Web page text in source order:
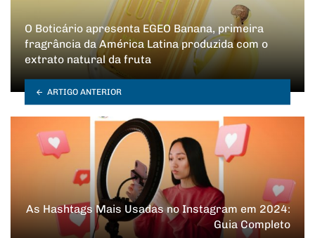
O Boticário apresenta EGEO Banana, primeira
fragrância da América Latina produzida com o
extrato natural da fruta
ARTIGO ANTERIOR
As Hashtags Mais Usadas no Instagram em 2024:
Guia Completo